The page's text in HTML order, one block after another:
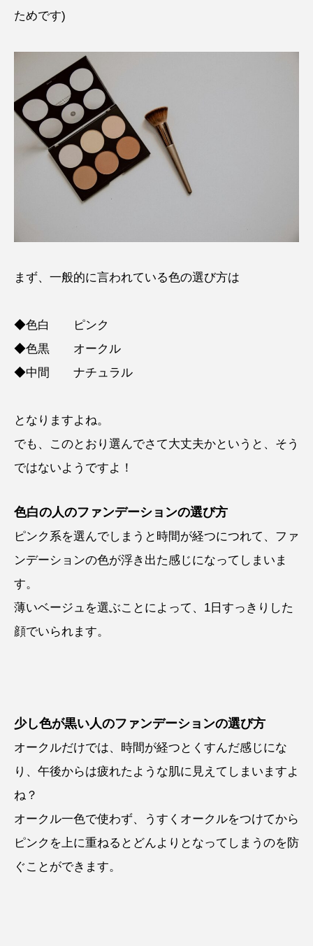
ためです)
まず、一般的に言われている色の選び方は
◆色白 ピンク
◆色黒 オークル
◆中間 ナチュラル
となりますよね。
でも、このとおり選んでさて大丈夫かというと、そう
ではないようですよ！
色白の人のファンデーションの選び方
ピンク系を選んでしまうと時間が経つにつれて、ファ
ンデーションの色が浮き出た感じになってしまいま
す。
薄いベージュを選ぶことによって、1日すっきりした
顔でいられます。
少し色が黒い人のファンデーションの選び方
オークルだけでは、時間が経つとくすんだ感じにな
り、午後からは疲れたような肌に見えてしまいますよ
ね？
オークル一色で使わず、うすくオークルをつけてから
ピンクを上に重ねるとどんよりとなってしまうのを防
ぐことができます。